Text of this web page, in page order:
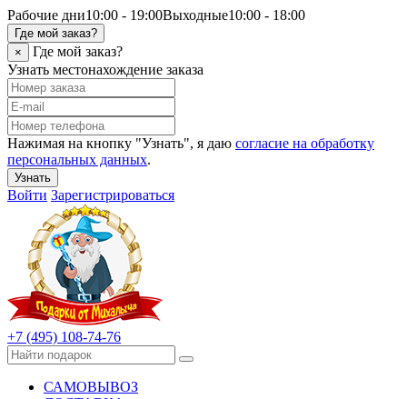
Рабочие дни10:00 - 19:00Выходные10:00 - 18:00
Где мой заказ?
×
Где мой заказ?
Узнать местонахождение заказа
Нажимая на кнопку "Узнать", я даю согласие на обработку
персональных данных.
Узнать
Войти Зарегистрироваться
+7 (495) 108-74-76
САМОВЫВОЗ